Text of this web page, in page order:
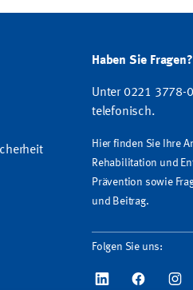
Haben Sie Fragen?
Unter 0221 3778-
telefonisch.
Hier finden Sie Ihre
Rehabilitation und
Prävention sowie
und Beitrag.
Folgen Sie uns: